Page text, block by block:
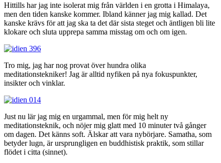
Hittills har jag inte isolerat mig från världen i en grotta i Himalaya,
men den tiden kanske kommer. Ibland känner jag mig kallad. Det
kanske krävs för att jag ska ta det där sista steget och äntligen bli lite
klokare och sluta upprepa samma misstag om och om igen.
Tro mig, jag har nog provat över hundra olika
meditationstekniker! Jag är alltid nyfiken på nya fokuspunkter,
insikter och vinklar.
Just nu lär jag mig en urgammal, men för mig helt ny
meditationsteknik, och nöjer mig glatt med 10 minuter två gånger
om dagen. Det känns soft. Älskar att vara nybörjare. Samatha, som
betyder lugn, är ursprungligen en buddhistisk praktik, som stillar
flödet i citta (sinnet).